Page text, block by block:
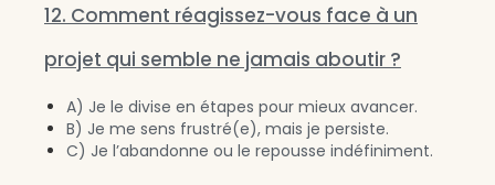
12. Comment réagissez-vous face à un
projet qui semble ne jamais aboutir ?
A) Je le divise en étapes pour mieux avancer.
B) Je me sens frustré(e), mais je persiste.
C) Je l’abandonne ou le repousse indéfiniment.